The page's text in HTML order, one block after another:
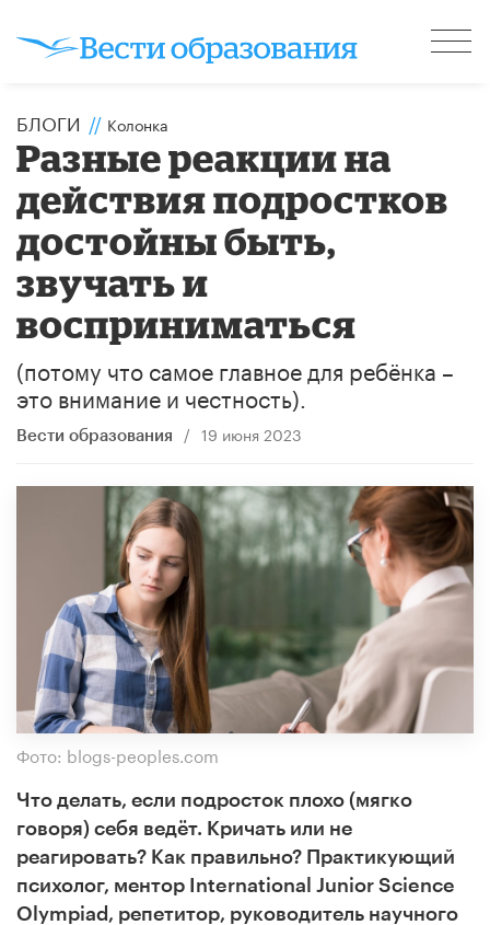
БЛОГИ // Колонка
Разные реакции на
действия подростков
достойны быть,
звучать и
восприниматься
(потому что самое главное для ребёнка –
это внимание и честность).
Вести образования / 19 июня 2023
Фото: blogs-peoples.com
Что делать, если подросток плохо (мягко
говоря) себя ведёт. Кричать или не
реагировать? Как правильно? Практикующий
психолог, ментор International Junior Science
Olympiad, репетитор, руководитель научного